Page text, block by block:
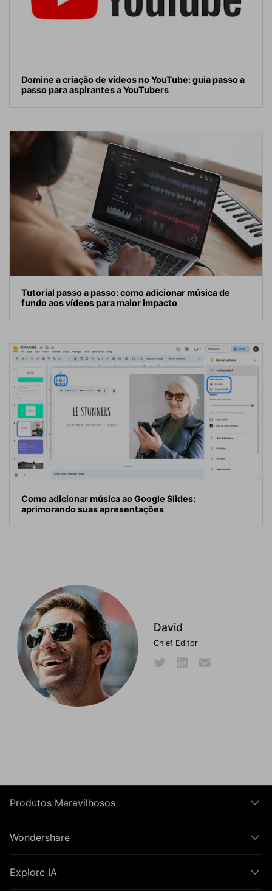
Domine a criação de vídeos no YouTube: guia passo a
passo para aspirantes a YouTubers
Tutorial passo a passo: como adicionar música de
fundo aos vídeos para maior impacto
Como adicionar música ao Google Slides:
aprimorando suas apresentações
David
Chief Editor
Produtos Maravilhosos
Wondershare
Explore IA